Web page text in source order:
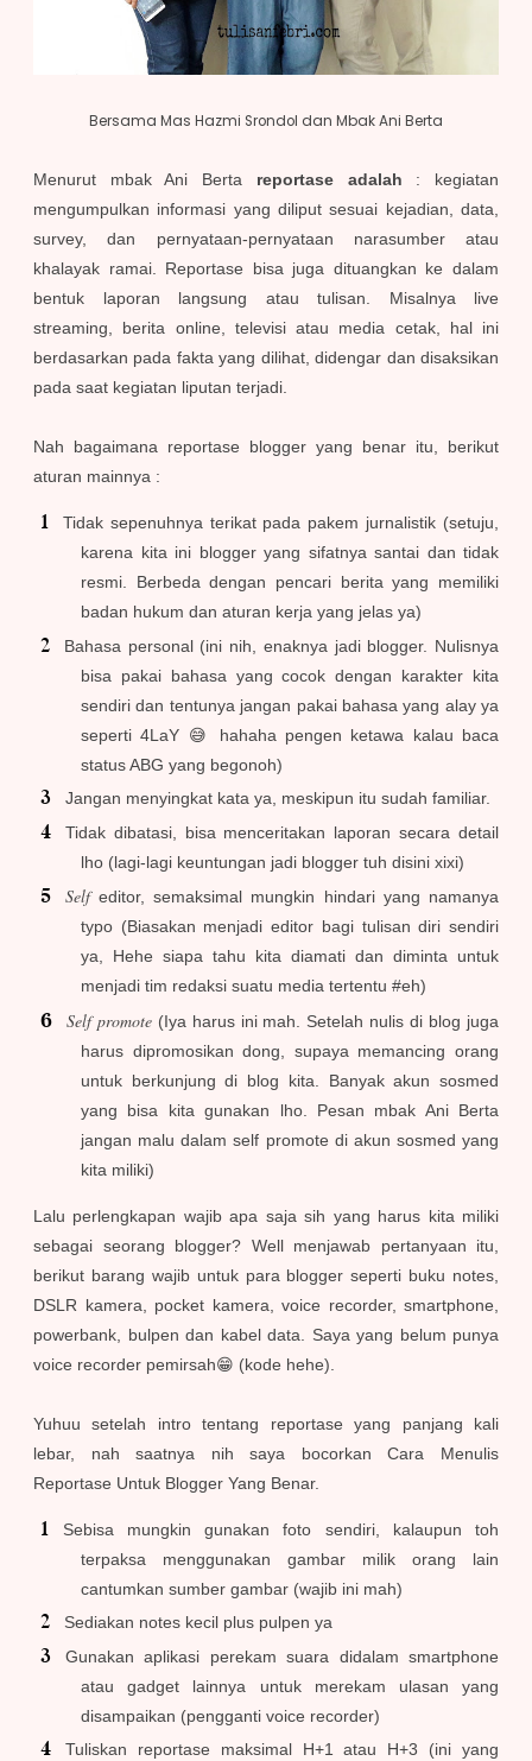
Bersama Mas Hazmi Srondol dan Mbak Ani Berta
Menurut mbak Ani Berta reportase adalah : kegiatan
mengumpulkan informasi yang diliput sesuai kejadian, data,
survey, dan pernyataan-pernyataan narasumber atau
khalayak ramai. Reportase bisa juga dituangkan ke dalam
bentuk laporan langsung atau tulisan. Misalnya live
streaming, berita online, televisi atau media cetak, hal ini
berdasarkan pada fakta yang dilihat, didengar dan disaksikan
pada saat kegiatan liputan terjadi.
Nah bagaimana reportase blogger yang benar itu, berikut
aturan mainnya :
Tidak sepenuhnya terikat pada pakem jurnalistik (setuju,
karena kita ini blogger yang sifatnya santai dan tidak
resmi. Berbeda dengan pencari berita yang memiliki
badan hukum dan aturan kerja yang jelas ya)
Bahasa personal (ini nih, enaknya jadi blogger. Nulisnya
bisa pakai bahasa yang cocok dengan karakter kita
sendiri dan tentunya jangan pakai bahasa yang alay ya
seperti 4LaY 😅 hahaha pengen ketawa kalau baca
status ABG yang begonoh)
Jangan menyingkat kata ya, meskipun itu sudah familiar.
Tidak dibatasi, bisa menceritakan laporan secara detail
lho (lagi-lagi keuntungan jadi blogger tuh disini xixi)
Selfeditor,semaksimal mungkin hindari yang namanya
typo (Biasakan menjadi editor bagi tulisan diri sendiri
ya, Hehe siapa tahu kita diamati dan diminta untuk
menjadi tim redaksi suatu media tertentu #eh)
Self promote(Iya harus ini mah. Setelah nulis di blog juga
harus dipromosikan dong, supaya memancing orang
untuk berkunjung di blog kita. Banyak akun sosmed
yang bisa kita gunakan lho. Pesan mbak Ani Berta
jangan malu dalam self promote di akun sosmed yang
kita miliki)
Lalu perlengkapan wajib apa saja sih yang harus kita miliki
sebagai seorang blogger? Well menjawab pertanyaan itu,
berikut barang wajib untuk para blogger seperti buku notes,
DSLR kamera, pocket kamera, voice recorder, smartphone,
powerbank, bulpen dan kabel data. Saya yang belum punya
voice recorder pemirsah😁 (kode hehe).
Yuhuu setelah intro tentang reportase yang panjang kali
lebar, nah saatnya nih saya bocorkan Cara Menulis
Reportase Untuk Blogger Yang Benar.
Sebisa mungkin gunakan foto sendiri, kalaupun toh
terpaksa menggunakan gambar milik orang lain
cantumkan sumber gambar (wajib ini mah)
Sediakan notes kecil plus pulpen ya
Gunakan aplikasi perekam suara didalam smartphone
atau gadget lainnya untuk merekam ulasan yang
disampaikan (pengganti voice recorder)
Tuliskan reportase maksimal H+1 atau H+3 (ini yang